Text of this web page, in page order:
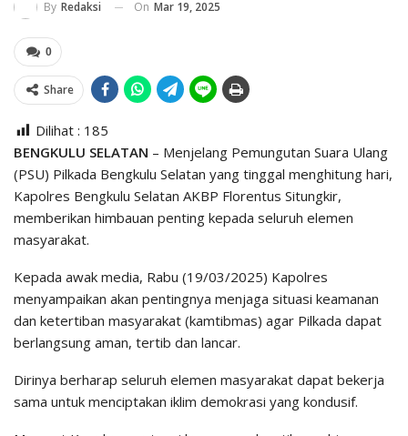
By Redaksi On Mar 19, 2025
0
Share
Dilihat : 185
BENGKULU SELATAN – Menjelang Pemungutan Suara Ulang
(PSU) Pilkada Bengkulu Selatan yang tinggal menghitung hari,
Kapolres Bengkulu Selatan AKBP Florentus Situngkir,
memberikan himbauan penting kepada seluruh elemen
masyarakat.
Kepada awak media, Rabu (19/03/2025) Kapolres
menyampaikan akan pentingnya menjaga situasi keamanan
dan ketertiban masyarakat (kamtibmas) agar Pilkada dapat
berlangsung aman, tertib dan lancar.
Dirinya berharap seluruh elemen masyarakat dapat bekerja
sama untuk menciptakan iklim demokrasi yang kondusif.